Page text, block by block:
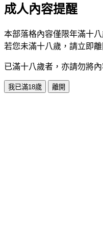
成人內容提醒
本部落格內容僅限年滿十八
若您未滿十八歲，請立即離
已滿十八歲者，亦請勿將
我已滿18歲 離開